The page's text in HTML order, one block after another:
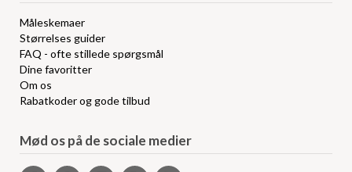
Måleskemaer
Størrelses guider
FAQ - ofte stillede spørgsmål
Dine favoritter
Om os
Rabatkoder og gode tilbud
Mød os på de sociale medier